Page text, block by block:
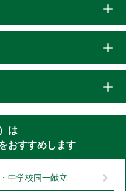
は
おすすめします
中学校同一献立